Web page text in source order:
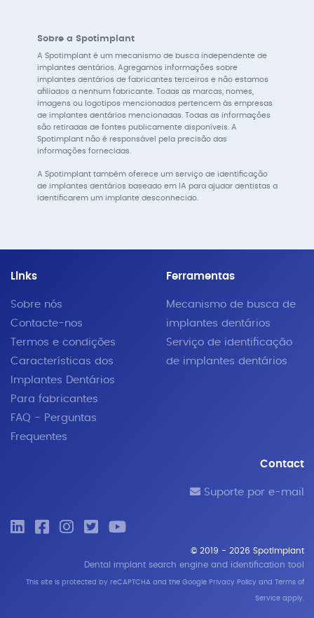
Sobre a Spotimplant
A Spotimplant é um mecanismo de busca independente de
implantes dentários. Agregamos informações sobre
implantes dentários de fabricantes terceiros e não estamos
afiliados a nenhum fabricante. Todas as marcas, nomes,
imagens ou logotipos mencionados pertencem às empresas
de implantes dentários mencionadas. Todas as informações
são retiradas de fontes publicamente disponíveis. A
Spotimplant não é responsável pela precisão das
informações fornecidas.
A Spotimplant também oferece um serviço de identificação
de implantes dentários baseado em IA para ajudar dentistas a
identificarem um implante desconhecido.
Links
Sobre nós
Contacte-nos
Termos e condições
Características dos
Implantes Dentários
Para fabricantes
FAQ - Perguntas
Frequentes
Ferramentas
Mecanismo de busca de
implantes dentários
Serviço de identificação
de implantes dentários
Contact
Suporte por e-mail
© 2019 - 2026 SpotImplant
Dental implant search engine and identification tool
This site is protected by reCAPTCHA and the Google Privacy Policyand Terms of
Serviceapply.